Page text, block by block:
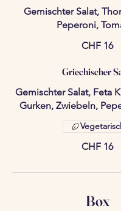
Gemischter Salat,
Peperoni,
CHF 16
Griechischer
Gemischter Salat, Feta
Gurken, Zwiebeln,
CHF 16
Box